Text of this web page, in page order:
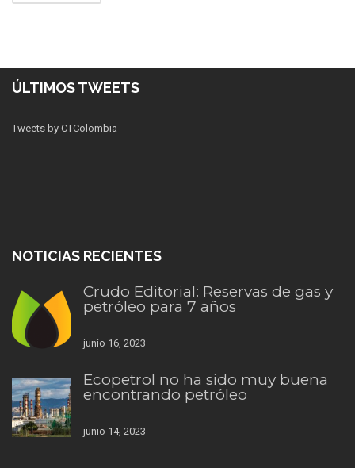
ÚLTIMOS TWEETS
Tweets by CTColombia
NOTICIAS RECIENTES
Crudo Editorial: Reservas de gas y
petróleo para 7 años
junio 16, 2023
Ecopetrol no ha sido muy buena
encontrando petróleo
junio 14, 2023